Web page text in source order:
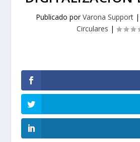
Publicado porVarona Support |
Circulares |